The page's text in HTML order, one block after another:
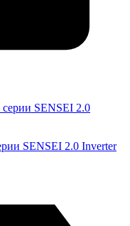
SENSEI 2.0 Inverter